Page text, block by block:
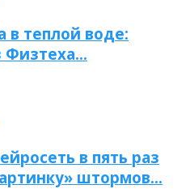
в теплой воде:
Физтеха…
в пять раз
штормов…